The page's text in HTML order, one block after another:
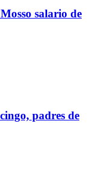
salario de
padres de